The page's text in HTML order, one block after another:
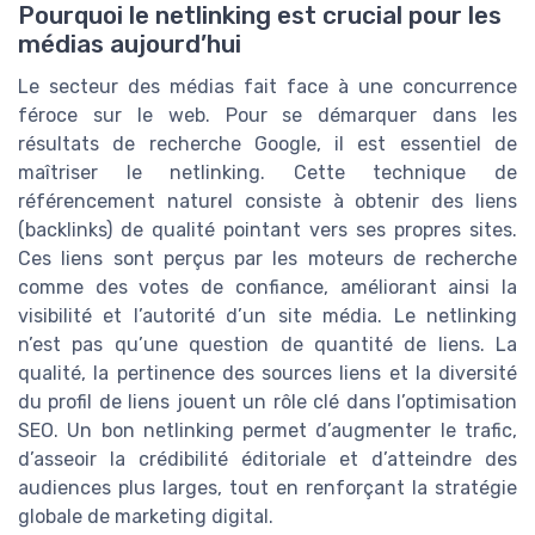
Pourquoi le netlinking est crucial pour les
médias aujourd’hui
Le secteur des médias fait face à une concurrence
féroce sur le web. Pour se démarquer dans les
résultats de recherche Google, il est essentiel de
maîtriser le netlinking. Cette technique de
référencement naturel consiste à obtenir des liens
(backlinks) de qualité pointant vers ses propres sites.
Ces liens sont perçus par les moteurs de recherche
comme des votes de confiance, améliorant ainsi la
visibilité et l’autorité d’un site média. Le netlinking
n’est pas qu’une question de quantité de liens. La
qualité, la pertinence des sources liens et la diversité
du profil de liens jouent un rôle clé dans l’optimisation
SEO. Un bon netlinking permet d’augmenter le trafic,
d’asseoir la crédibilité éditoriale et d’atteindre des
audiences plus larges, tout en renforçant la stratégie
globale de marketing digital.